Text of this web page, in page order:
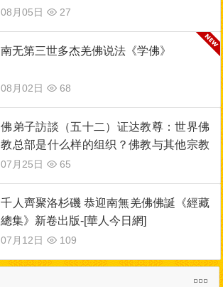
是实量主义教？五明是哪五明？
08月05日 27
南无第三世多杰羌佛说法《学佛》
08月02日 68
佛弟子訪談（五十二）证达教尊：世界佛
教总部是什么样的组织？佛教与其他宗教
的区别？佛教称为谛教的真实含义！
07月25日 65
千人齊聚洛杉磯 恭迎南無羌佛佛誕《經藏
總集》新卷出版-[華人今日網]
07月12日 109